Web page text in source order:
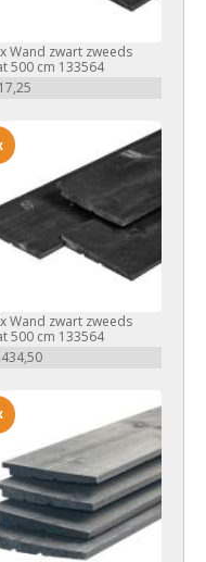
Wand zwart zweeds
500 cm 133564
Wand zwart zweeds
500 cm 133564